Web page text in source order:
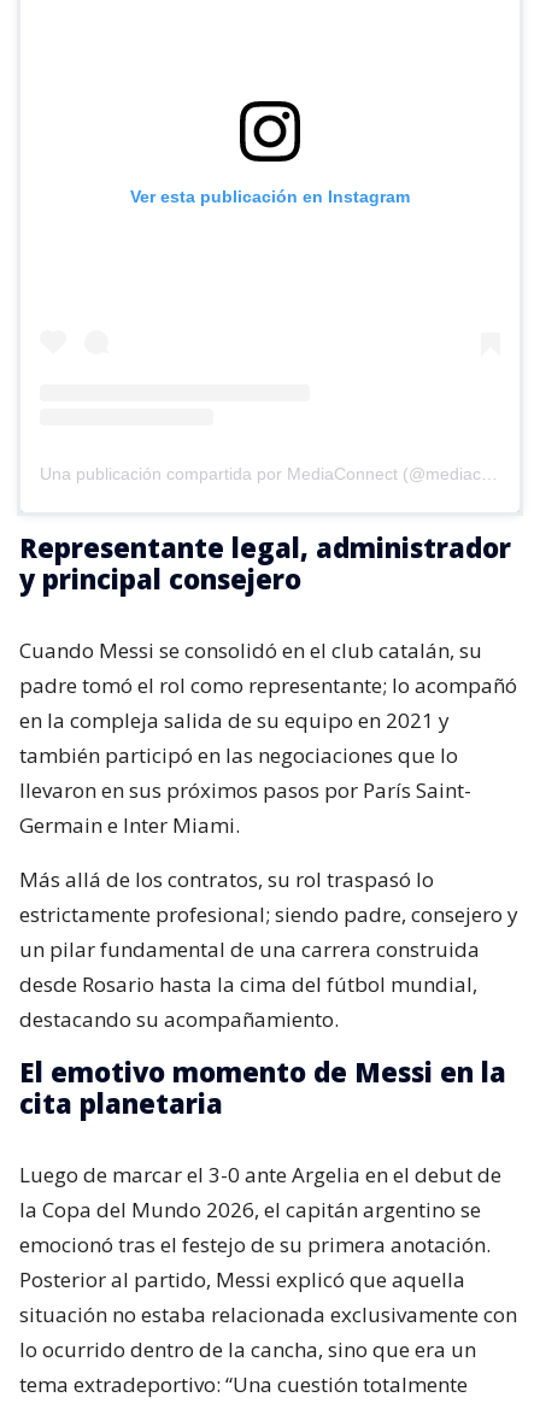
Ver esta publicación en Instagram
Representante legal, administrador
y principal consejero
Cuando Messi se consolidó en el club catalán, su
padre tomó el rol como representante; lo acompañó
en la compleja salida de su equipo en 2021 y
también participó en las negociaciones que lo
llevaron en sus próximos pasos por París Saint-
Germain e Inter Miami.
Más allá de los contratos, su rol traspasó lo
estrictamente profesional; siendo padre, consejero y
un pilar fundamental de una carrera construida
desde Rosario hasta la cima del fútbol mundial,
destacando su acompañamiento.
El emotivo momento de Messi en la
cita planetaria
Luego de marcar el 3-0 ante Argelia en el debut de
la Copa del Mundo 2026, el capitán argentino se
emocionó tras el festejo de su primera anotación.
Posterior al partido, Messi explicó que aquella
situación no estaba relacionada exclusivamente con
lo ocurrido dentro de la cancha, sino que era un
tema extradeportivo: “Una cuestión totalmente